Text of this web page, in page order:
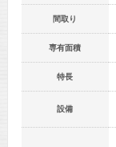
間取り
専有面積
特長
設備